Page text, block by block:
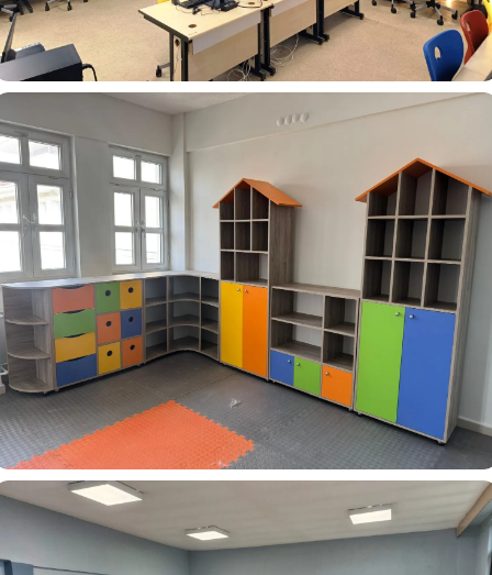
Bergama 80. Yıl Cumhuriyet Ortaokulu
Alacaatlı Yunus Emre İlkokulu Ortaokulu – Anasınıfı Dolab